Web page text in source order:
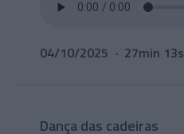
04/10/2025 27min 13s
Dança das cadeiras